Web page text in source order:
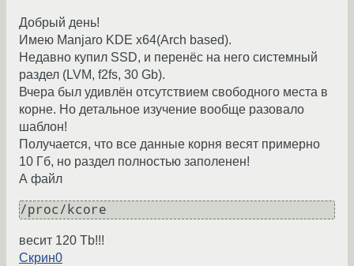
Добрый день!
Имею Manjaro KDE x64(Arch based).
Недавно купил SSD, и перенёс на него системный
раздел (LVM, f2fs, 30 Gb).
Вчера был удивлён отсутствием свободного места в
корне. Но детальное изучение вообще разовало
шаблон!
Получается, что все данные корня весят примерно
10 Гб, но раздел полностью заполенен!
А файл
/proc/kcore
весит 120 Tb!!!
Скрин0